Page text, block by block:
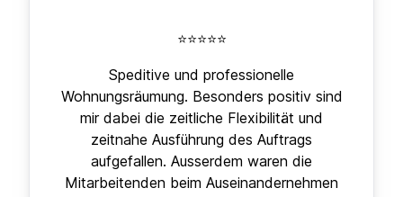
⭐⭐⭐⭐⭐
Speditive und professionelle
Wohnungsräumung. Besonders positiv sind
mir dabei die zeitliche Flexibilität und
zeitnahe Ausführung des Auftrags
aufgefallen. Ausserdem waren die
Mitarbeitenden beim Auseinandernehmen